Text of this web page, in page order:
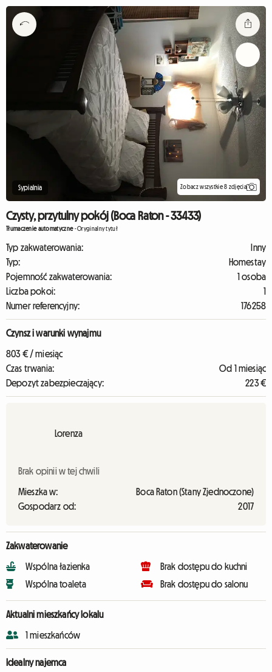
Sypialnia Zobacz wszystkie 8 zdjęcia
Czysty, przytulny pokój (Boca Raton - 33433)
Tłumaczenie automatyczne-Oryginalny tytuł
Typ zakwaterowania:
Inny
Typ:
Homestay
Pojemność zakwaterowania:
1 osoba
Liczba pokoi:
1
Numer referencyjny:
176258
Czynsz i warunki wynajmu
803 € / miesiąc
Czas trwania:
Od 1 miesiąc
Depozyt zabezpieczający:
223 €
Lorenza
Brak opinii w tej chwili
Mieszka w:
Boca Raton (Stany Zjednoczone)
Gospodarz od:
2017
Zakwaterowanie
Wspólna łazienka
Wspólna toaleta
Brak dostępu do kuchni
Brak dostępu do salonu
Aktualni mieszkańcy lokalu
1 mieszkańców
Idealny najemca